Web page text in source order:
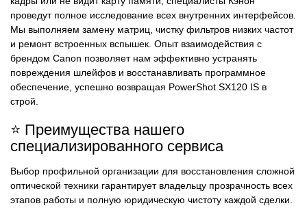
проведут полное исследование всех внутренних интерфейсов.
Мы выполняем замену матриц, чистку фильтров низких частот
и ремонт встроенных вспышек. Опыт взаимодействия с
брендом Canon позволяет нам эффективно устранять
повреждения шлейфов и восстанавливать программное
обеспечение, успешно возвращая PowerShot SX120 IS в
строй.
⭐ Преимущества нашего
специализированного сервиса
Выбор профильной организации для восстановления сложной
оптической техники гарантирует владельцу прозрачность всех
этапов работы и полную юридическую чистоту каждой сделки.